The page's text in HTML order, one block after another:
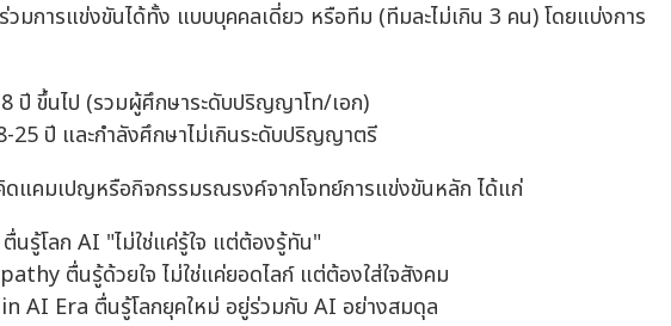
วมการแข่งขันได้ทั้ง แบบบุคคลเดี่ยว หรือทีม (ทีมละไม่เกิน 3 คน) โดยแบ่งการ
ปี ขึ้นไป (รวมผู้ศึกษาระดับปริญญาโท/เอก)
25 ปี และกำลังศึกษาไม่เกินระดับปริญญาตรี
แคมเปญหรือกิจกรรมรณรงค์จากโจทย์การแข่งขันหลัก ได้แก่
รู้โลก AI "ไม่ใช่แค่รู้ใจ แต่ต้องรู้ทัน"
ตื่นรู้ด้วยใจ ไม่ใช่แค่ยอดไลก์ แต่ต้องใส่ใจสังคม
AI Era ตื่นรู้โลกยุคใหม่ อยู่ร่วมกับ AI อย่างสมดุล